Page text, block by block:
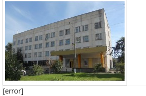
[error]